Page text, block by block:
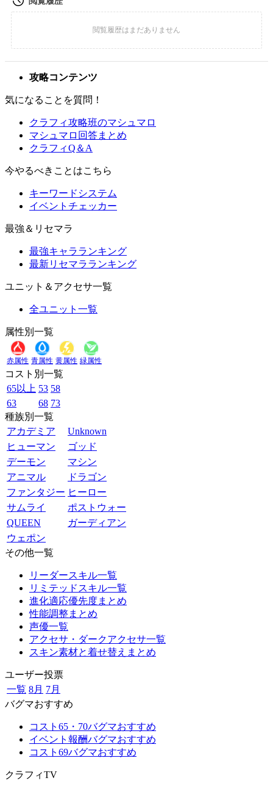
攻略コンテンツ
気になることを質問！
クラフィ攻略班のマシュマロ
マシュマロ回答まとめ
クラフィQ＆A
今やるべきことはこちら
キーワードシステム
イベントチェッカー
最強＆リセマラ
最強キャラランキング
最新リセマラランキング
ユニット＆アクセサ一覧
全ユニット一覧
属性別一覧
赤属性 青属性 黄属性 緑属性
コスト別一覧
65以上 53 58
63
68 73
種族別一覧
アカデミア
Unknown
ヒューマン
ゴッド
デーモン
マシン
アニマル
ドラゴン
ファンタジー ヒーロー
サムライ
ポストウォー
QUEEN
ガーディアン
ウェポン
その他一覧
リーダースキル一覧
リミテッドスキル一覧
進化適応優先度まとめ
性能調整まとめ
声優一覧
アクセサ・ダークアクセサ一覧
スキン素材と着せ替えまとめ
ユーザー投票
一覧 8月 7月
バグマおすすめ
コスト65・70バグマおすすめ
イベント報酬バグマおすすめ
コスト69バグマおすすめ
クラフィTV